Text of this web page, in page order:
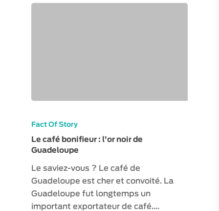
Fact Of Story
Le café bonifieur : l’or noir de
Guadeloupe
Le saviez-vous ? Le café de
Guadeloupe est cher et convoité. La
Guadeloupe fut longtemps un
important exportateur de café.…